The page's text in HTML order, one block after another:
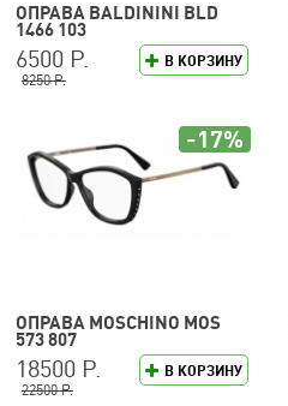
ОПРАВА BALDININI BLD
1466 103
В КОРЗИНУ
6500 Р.
8250 Р.
ОПРАВА MOSCHINO MOS
573 807
В КОРЗИНУ
18500 Р.
22500 Р.
-17%